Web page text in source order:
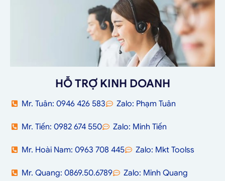
HỖ TRỢ KINH DOANH
Mr. Tuân: 0946 426 583 Zalo: Phạm Tuân
Mr. Tiến: 0982 674 550 Zalo: Minh Tiến
Mr. Hoài Nam: 0963 708 445 Zalo: Mkt Toolss
Mr. Quang: 0869.50.6789 Zalo: Minh Quang